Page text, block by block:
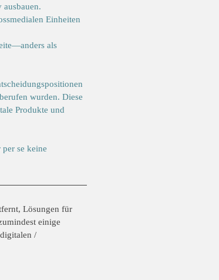
Einheiten
als
wurden. Diese
Produkte und
se keine
Lösungen für
einige
/